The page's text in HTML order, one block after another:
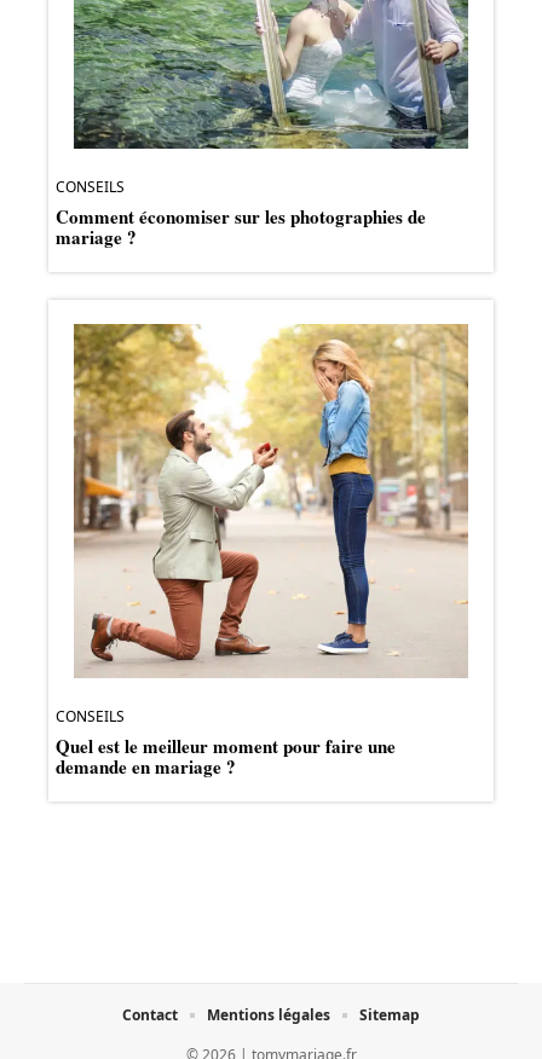
CONSEILS
Comment économiser sur les photographies de
mariage ?
CONSEILS
Quel est le meilleur moment pour faire une
demande en mariage ?
Contact Mentions légales Sitemap